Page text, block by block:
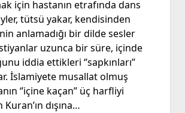
için hastanın etrafında dans
tütsü yakar, kendisinden
anlamadığı bir dilde sesler
uzunca bir süre, içinde
iddia ettikleri ‘’sapkınları’’
İslamiyete musallat olmuş
‘’içine kaçan’’ üç harfliyi
dışına…